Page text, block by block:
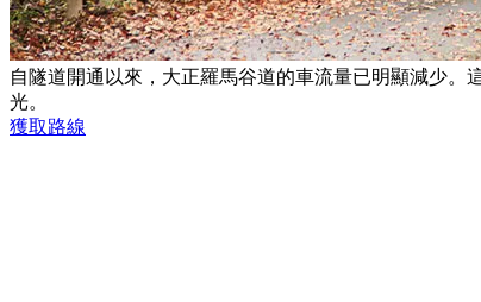
自隧道開通以來，大正羅馬谷道的車流量已明顯減少
光。
獲取路線